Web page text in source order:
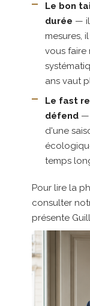
Le bon
durée — il
mesures,
vous faire
ans vaut
Le fast
défend —
d'une
temps
Pour lire la
consulter
présente